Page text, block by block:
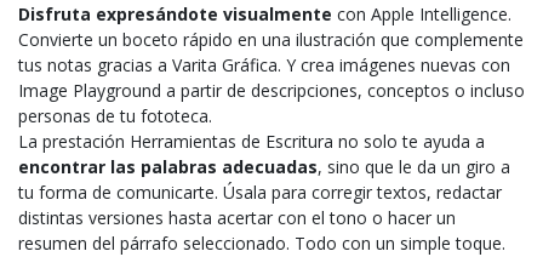
Disfruta expresándote visualmente con Apple Intelligence.
Convierte un boceto rápido en una ilustración que complemente
tus notas gracias a Varita Gráfica. Y crea imágenes nuevas con
Image Playground a partir de descripciones, conceptos o incluso
personas de tu fototeca.
La prestación Herramientas de Escritura no solo te ayuda a
encontrar las palabras adecuadas, sino que le da un giro a
tu forma de comunicarte. Úsala para corregir textos, redactar
distintas versiones hasta acertar con el tono o hacer un
resumen del párrafo seleccionado. Todo con un simple toque.